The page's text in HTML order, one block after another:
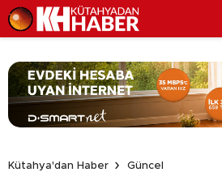
Kütahya'dan Haber
Güncel